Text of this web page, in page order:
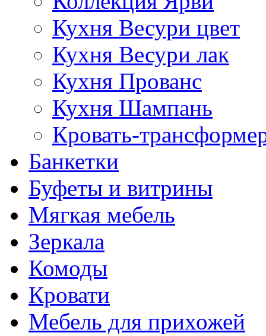
Кухня Весури цвет
Кухня Весури лак
Кухня Прованс
Кухня Шампань
Кровать-
Банкетки
Буфеты и витрины
Мягкая мебель
Зеркала
Комоды
Кровати
Мебель для прихожей